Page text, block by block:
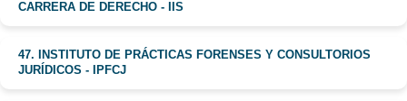
CARRERA DE DERECHO - IIS
47. INSTITUTO DE PRÁCTICAS FORENSES Y CONSULTORIOS
JURÍDICOS - IPFCJ